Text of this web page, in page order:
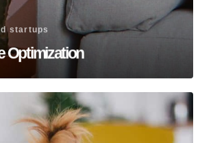
startups
Optimization